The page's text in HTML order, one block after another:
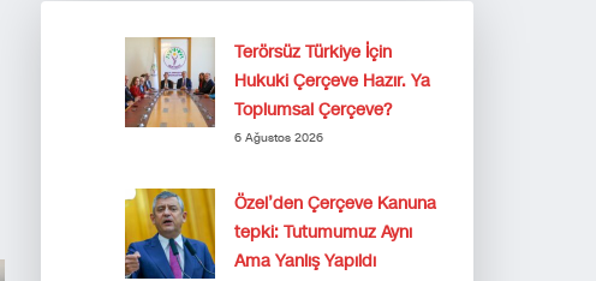
Terörsüz Türkiye İçin
Hukuki Çerçeve Hazır. Ya
Toplumsal Çerçeve?
6 Ağustos 2026
Özel’den Çerçeve Kanuna
tepki: Tutumumuz Aynı
Ama Yanlış Yapıldı